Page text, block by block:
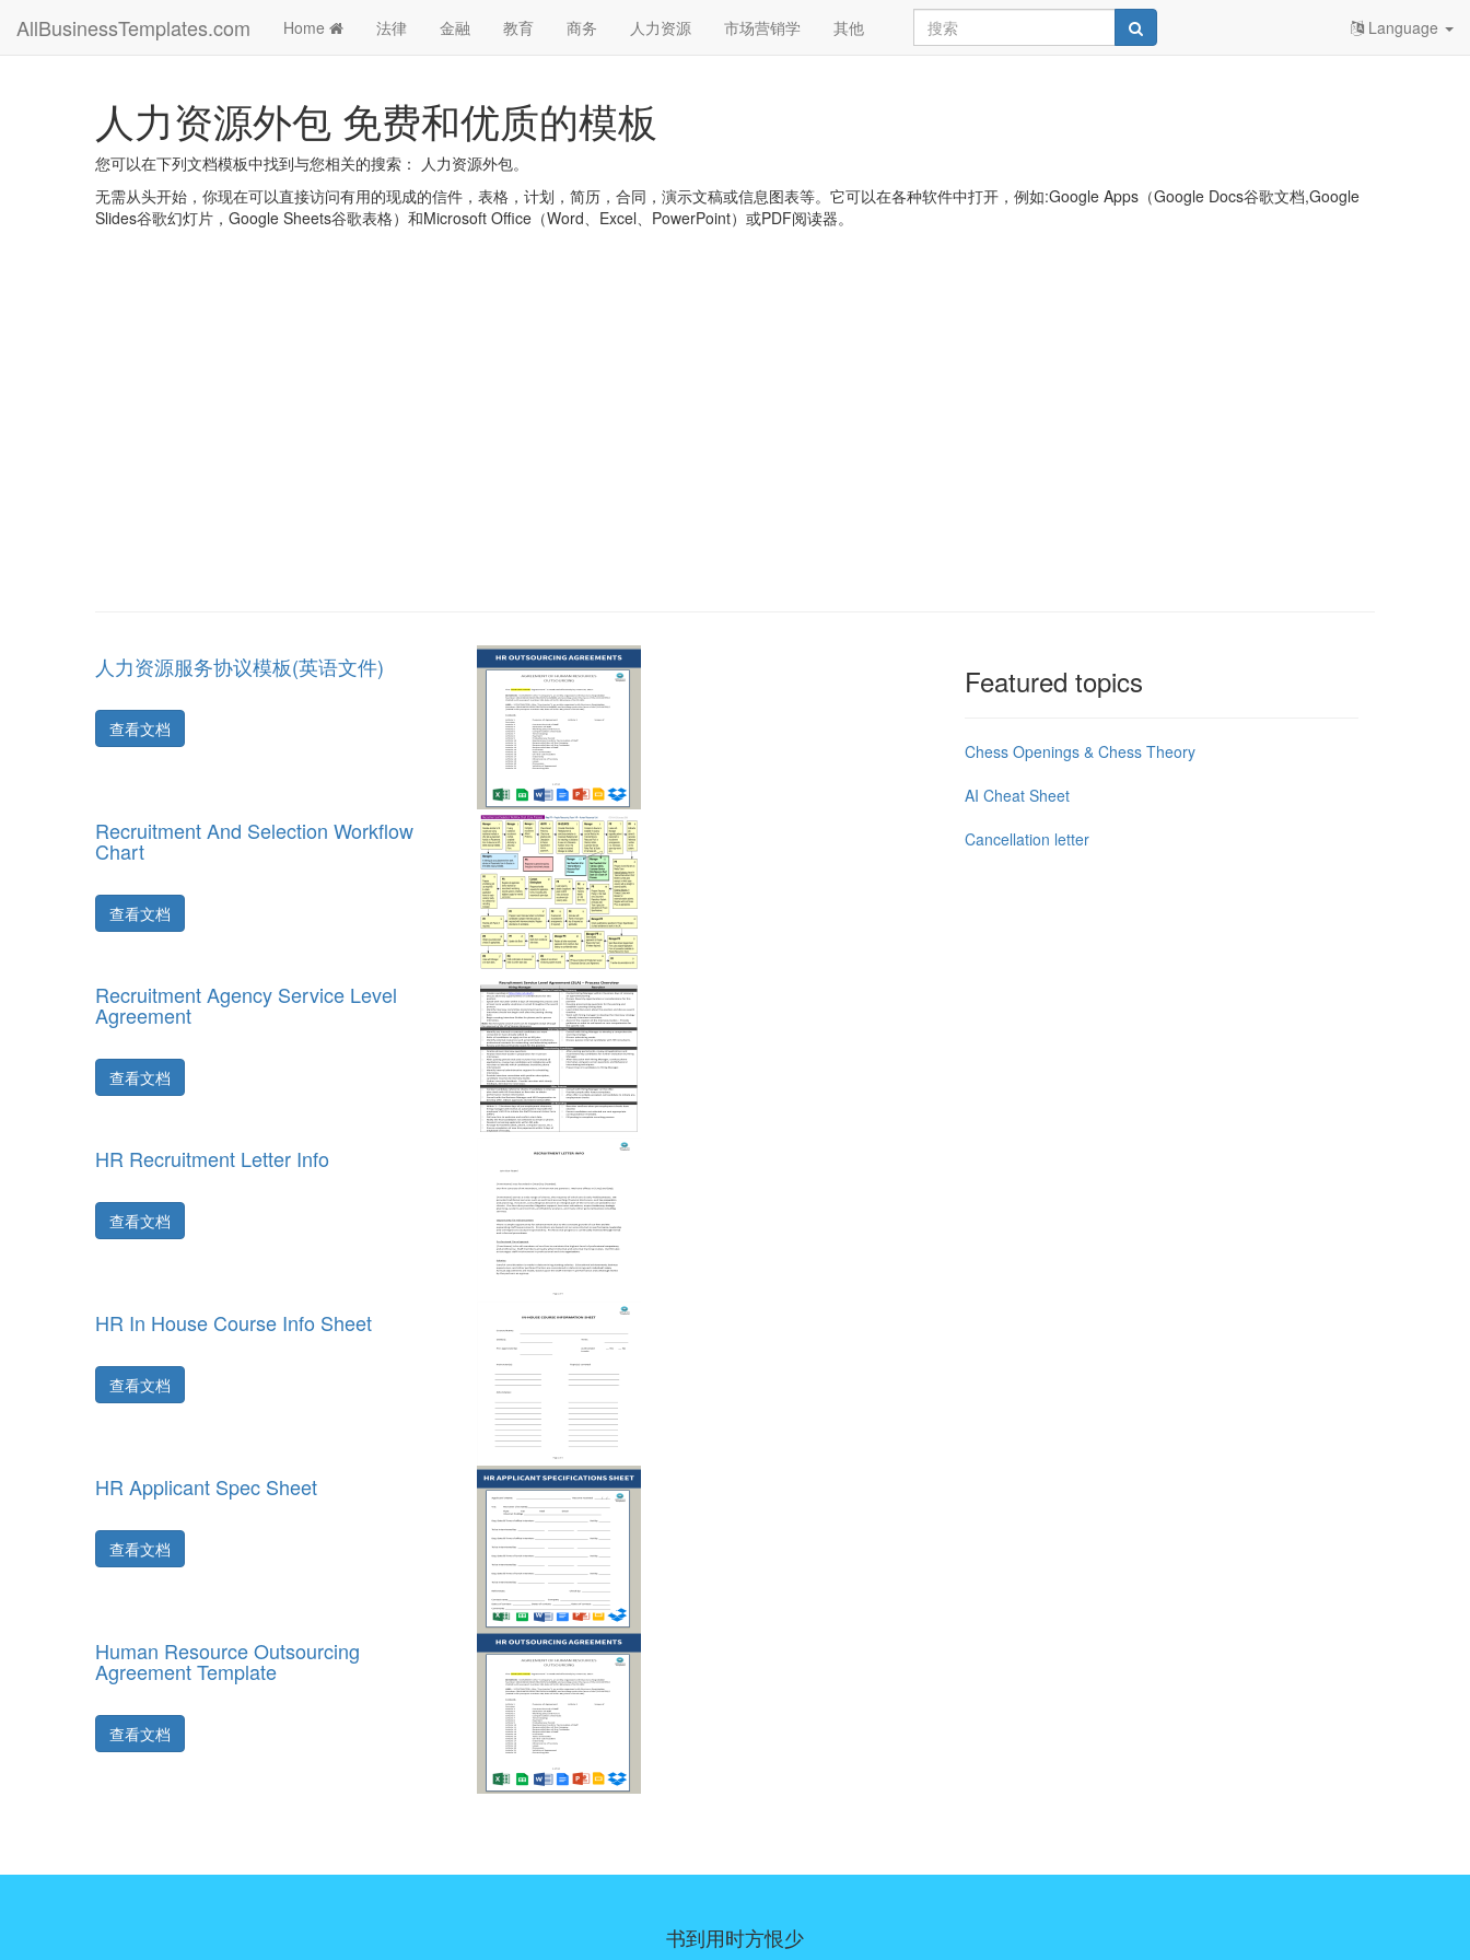
AllBusinessTemplates.com Home 法律 金融 教育 商务 人力资源 市场营销学 其他 Language
人力资源外包 免费和优质的模板
您可以在下列文档模板中找到与您相关的搜索： 人力资源外包。
无需从头开始，你现在可以直接访问有用的现成的信件，表格，计划，简历，合同，演示文稿或信息图表等。它可以在各种软件中打开，例如:Google Apps（Google Docs谷歌文档,Google
Slides谷歌幻灯片，Google Sheets谷歌表格）和Microsoft Office（Word、Excel、PowerPoint）或PDF阅读器。
人力资源服务协议模板(英语文件)
查看文档
Recruitment And Selection Workflow
Chart
查看文档
Recruitment Agency Service Level
Agreement
查看文档
HR Recruitment Letter Info
查看文档
HR In House Course Info Sheet
查看文档
HR Applicant Spec Sheet
查看文档
Human Resource Outsourcing
Agreement Template
查看文档
Featured topics
Chess Openings & Chess Theory
AI Cheat Sheet
Cancellation letter
书到用时方恨少